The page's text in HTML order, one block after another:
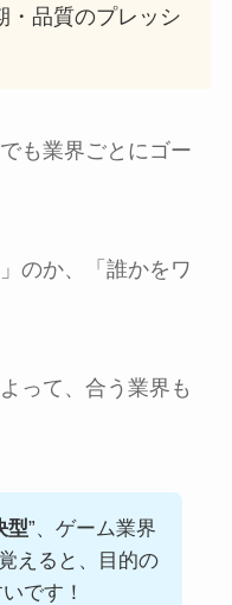
・品質のプレッシ
も業界ごとにゴー
のか、「誰かをワ
って、合う業界も
型”、ゲーム業界
えると、目的の
です！